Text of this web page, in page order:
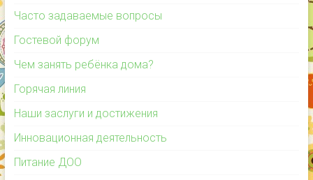
Часто задаваемые вопросы
Гостевой форум
Чем занять ребёнка дома?
Горячая линия
Наши заслуги и достижения
Инновационная деятельность
Питание ДОО